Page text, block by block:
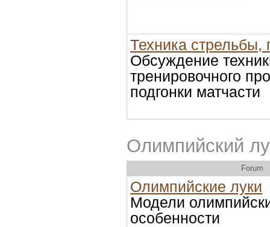
Техника стрельбы,
Обсуждение
тренировочного
подгонки матчасти
Олимпийский
Forum
Олимпийские луки
Модели
особенности